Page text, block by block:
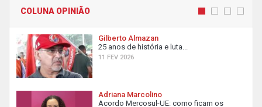
COLUNA OPINIÃO
Gilberto Almazan
25 anos de história e luta...
11 FEV 2026
Adriana Marcolino
Acordo Mercosul-UE: como ficam os